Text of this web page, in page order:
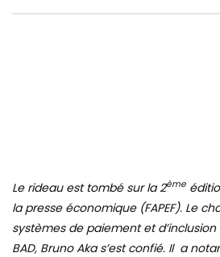
Le rideau est tombé sur la 2ème
la presse économique (FAPEF). Le
systèmes de paiement et
BAD, Bruno Aka s’est confié. Il a